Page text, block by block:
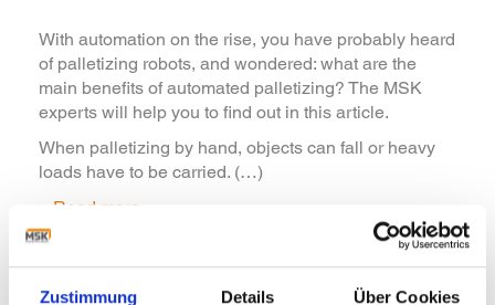
Zustimmung Details Über Cookies
With automation on the rise, you have probably heard
of palletizing robots, and wondered: what are the
main benefits of automated palletizing? The MSK
experts will help you to find out in this article.
When palletizing by hand, objects can fall or heavy
loads have to be carried. (…)
> Read more
MORE NEWS